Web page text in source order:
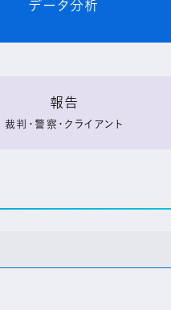
データ分析
報告
裁判・警察・クライアント